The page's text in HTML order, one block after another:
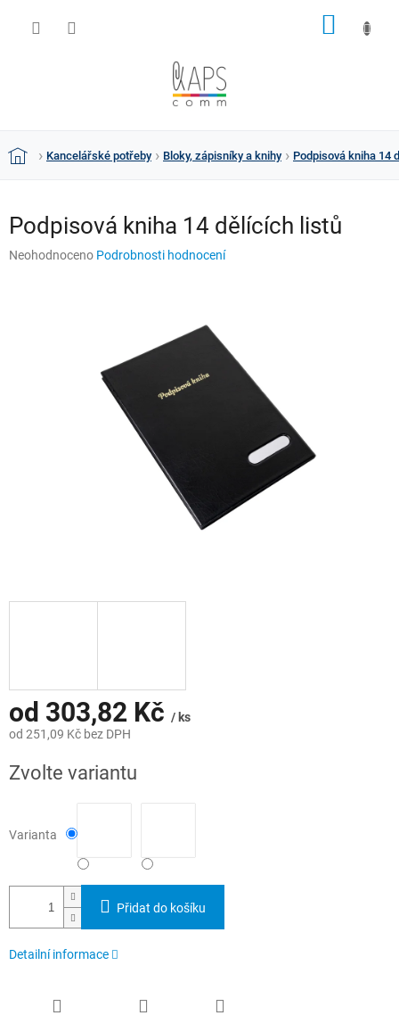
DomůKancelářské potřeby Bloky, zápisníky a knihy Podpisová kniha 14
Podpisová kniha 14 dělících listů
Průměrné
Neohodnoceno Podrobnosti hodnocení
od 303,82 Kč / ks
od 251,09 Kč bez DPH
cena:
Zvolte variantu
Varianta
Přidat do košíku
Detailní informace